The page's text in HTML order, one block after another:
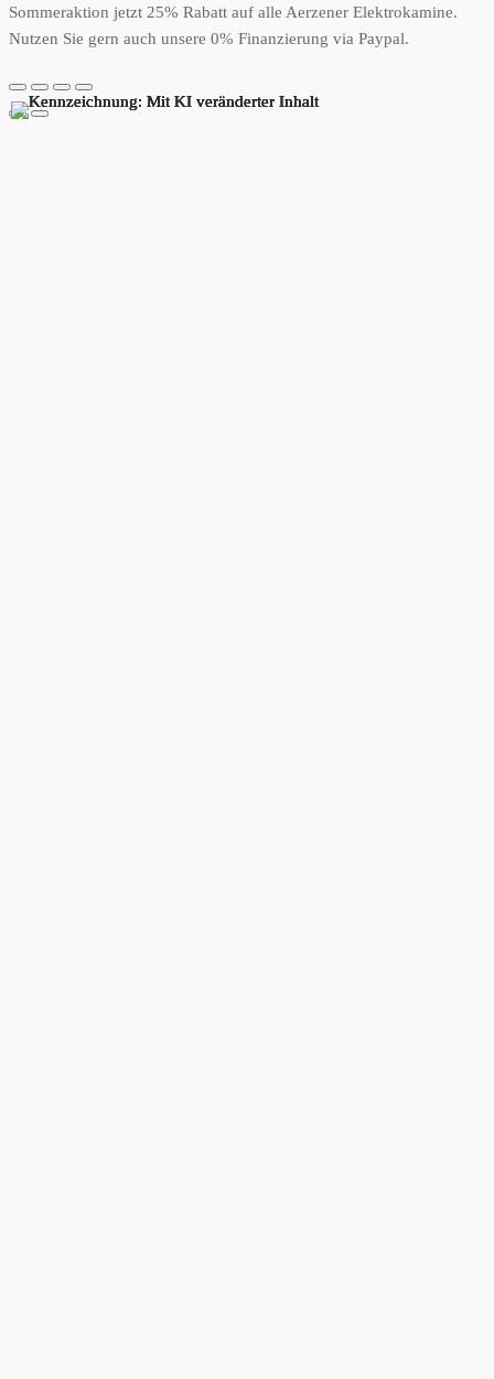
Sommeraktion jetzt 25% Rabatt auf alle Aerzener Elektrokamine.
Nutzen Sie gern auch unsere 0% Finanzierung via Paypal.